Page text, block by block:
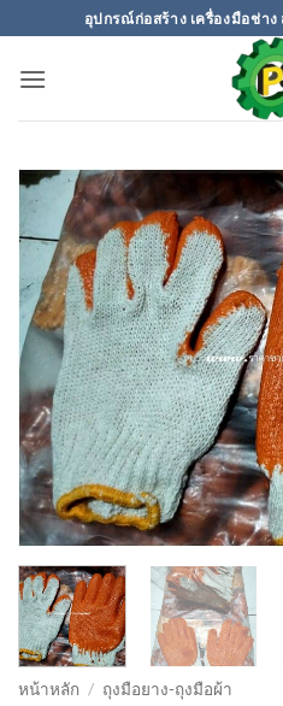
ไป
อุปกรณ์ก่อสร้าง เครื่องมือช่าง
หน้าหลัก / ถุงมือยาง-ถุงมือผ้า